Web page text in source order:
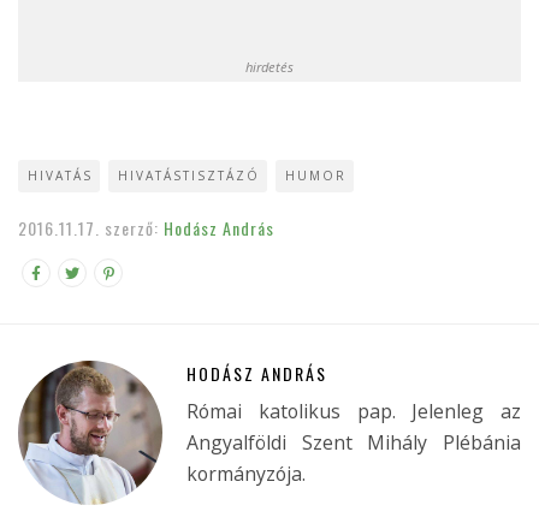
hirdetés
HIVATÁS HIVATÁSTISZTÁZÓ HUMOR
2016.11.17. szerző: Hodász András
HODÁSZ ANDRÁS
Római katolikus pap. Jelenleg az
Angyalföldi Szent Mihály Plébánia
kormányzója.